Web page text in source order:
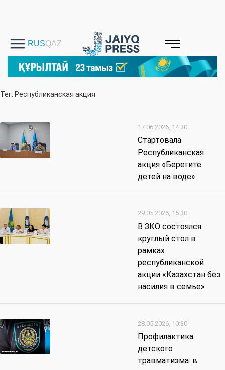
Тег: Республиканская акция
17.06.2026, 14:30
Стартовала
Республиканская
акция «Берегите
детей на воде»
29.05.2026, 15:30
В ЗКО состоялся
круглый стол в
рамках
республиканской
акции «Казахстан без
насилия в семье»
28.05.2026, 10:30
Профилактика
детского
травматизма: в